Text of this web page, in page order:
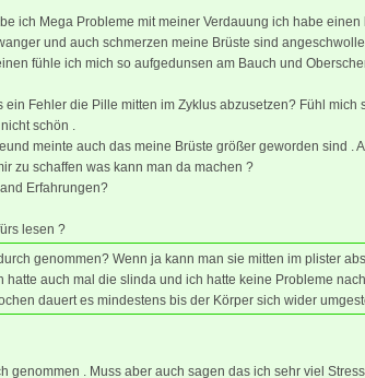
ich Mega Probleme mit meiner Verdauung ich habe
und auch schmerzen meine Brüste sind
fühle ich mich so aufgedunsen am Bauch und
ein Fehler die Pille mitten im Zyklus abzusetzen? Fühl mich
schön .
meinte auch das meine Brüste größer geworden sind .
zu schaffen was kann man da machen ?
Erfahrungen?
lesen ?
genommen? Wenn ja kann man sie mitten im plister
hatte auch mal die slinda und ich hatte keine Probleme
dauert es mindestens bis der Körper sich wider
genommen . Muss aber auch sagen das ich sehr viel